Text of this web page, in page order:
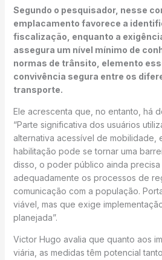
Segundo o pesquisador, nesse
emplacamento favorece a
fiscalização, enquanto a
assegura um nível mínimo de
normas de trânsito, elemento
convivência segura entre os
transporte.
Ele acrescenta que, no entanto, há
“Parte significativa dos usuários
alternativa acessível de mobilidade,
habilitação pode se tornar uma
disso, o poder público ainda precisa
adequadamente os processos de
comunicação com a população.
viável, mas que exige
planejada”.
Victor Hugo avalia que quanto aos
viária, as medidas têm potencial